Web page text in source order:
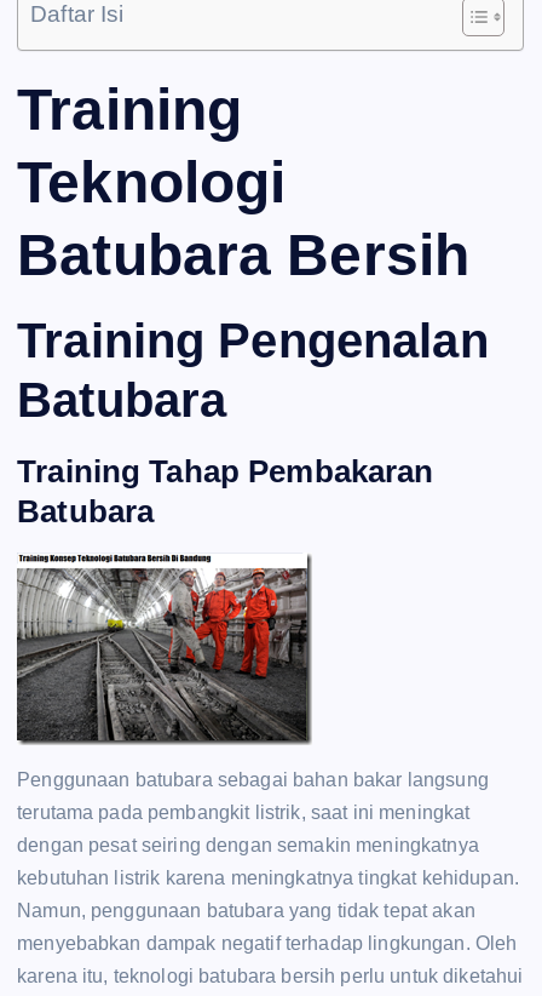
Daftar Isi
Training
Teknologi
Batubara Bersih
Training Pengenalan
Batubara
Training Tahap Pembakaran
Batubara
Penggunaan batubara sebagai bahan bakar langsung
terutama pada pembangkit listrik, saat ini meningkat
dengan pesat seiring dengan semakin meningkatnya
kebutuhan listrik karena meningkatnya tingkat kehidupan.
Namun, penggunaan batubara yang tidak tepat akan
menyebabkan dampak negatif terhadap lingkungan. Oleh
karena itu, teknologi batubara bersih perlu untuk diketahui